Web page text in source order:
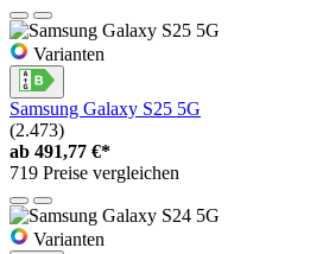
Varianten
Samsung Galaxy S25 5G
(2.473)
ab 491,77 €*
719 Preise vergleichen
Varianten